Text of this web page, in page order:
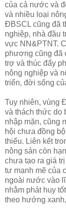
của cả nước và
và nhiều loại
ÐBSCL cũng đã
nghiệp, nhà đầu
vực NN&PTNT.
phương cũng đã
trợ và thúc đẩy
nông nghiệp và
triển, đời sống
Tuy nhiên, vùng
và thách thức do
nhập mặn, cũng
hội chưa đồng
thiếu. Liên kết
nông sản còn
chưa tạo ra giá
tư mạnh mẽ của
ngoài nước vào
nhằm phát huy
theo hướng